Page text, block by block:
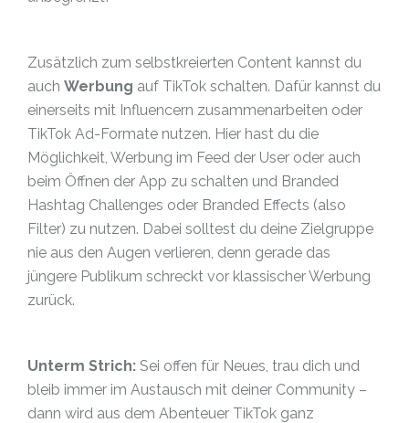
Zusätzlich zum selbstkreierten Content kannst du
auch Werbung auf TikTok schalten. Dafür kannst du
einerseits mit Influencern zusammenarbeiten oder
TikTok Ad-Formate nutzen. Hier hast du die
Möglichkeit, Werbung im Feed der User oder auch
beim Öffnen der App zu schalten und Branded
Hashtag Challenges oder Branded Effects (also
Filter) zu nutzen. Dabei solltest du deine Zielgruppe
nie aus den Augen verlieren, denn gerade das
jüngere Publikum schreckt vor klassischer Werbung
zurück.
Unterm Strich: Sei offen für Neues, trau dich und
bleib immer im Austausch mit deiner Community –
dann wird aus dem Abenteuer TikTok ganz